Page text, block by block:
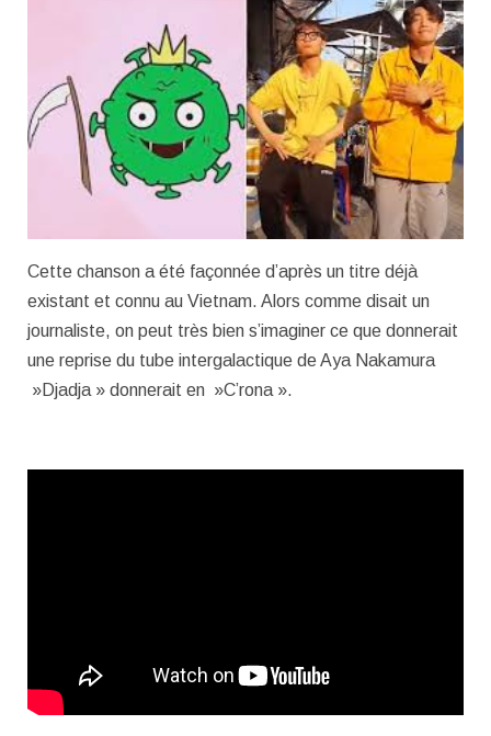
Cette chanson a été façonnée d’après un titre déjà
existant et connu au Vietnam. Alors comme disait un
journaliste, on peut très bien s’imaginer ce que donnerait
une reprise du tube intergalactique de Aya Nakamura
»Djadja » donnerait en »C’rona ».